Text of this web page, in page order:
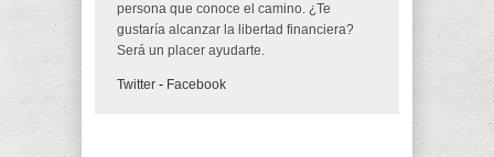
persona que conoce el camino. ¿Te
gustaría alcanzar la libertad financiera?
Será un placer ayudarte.
Twitter - Facebook